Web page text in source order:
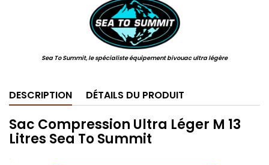
Sea To Summit, le spécialiste équipement bivouac ultra légère
DESCRIPTION DÉTAILS DU PRODUIT
Sac Compression Ultra Léger M 13
Litres Sea To Summit
.